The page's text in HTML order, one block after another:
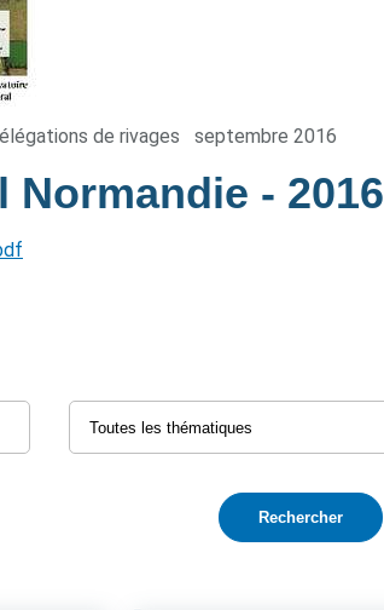
de rivages septembre 2016
Normandie - 2016